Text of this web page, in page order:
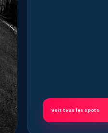
Voir tous les spots